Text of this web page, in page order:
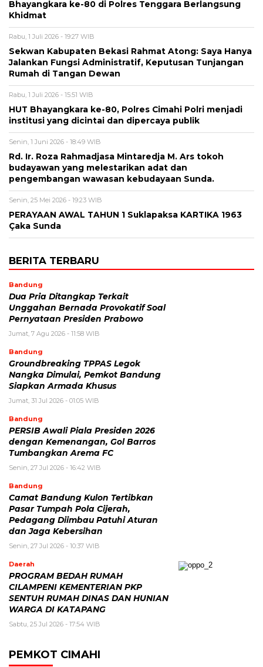
Bhayangkara ke-80 di Polres Tenggara Berlangsung
Khidmat
Rabu, 1 Juli 2026 - 19:27 WIB
Sekwan Kabupaten Bekasi Rahmat Atong: Saya Hanya
Jalankan Fungsi Administratif, Keputusan Tunjangan
Rumah di Tangan Dewan
Rabu, 1 Juli 2026 - 15:51 WIB
HUT Bhayangkara ke-80, Polres Cimahi Polri menjadi
institusi yang dicintai dan dipercaya publik
Senin, 1 Juni 2026 - 18:49 WIB
Rd. Ir. Roza Rahmadjasa Mintaredja M. Ars tokoh
budayawan yang melestarikan adat dan
pengembangan wawasan kebudayaan Sunda.
Senin, 25 Mei 2026 - 19:23 WIB
PERAYAAN AWAL TAHUN 1 Suklapaksa KARTIKA 1963
Çaka Sunda
BERITA TERBARU
Bandung
Dua Pria Ditangkap Terkait
Unggahan Bernada Provokatif Soal
Pernyataan Presiden Prabowo
Jumat, 7 Agu 2026 - 11:58 WIB
Bandung
Groundbreaking TPPAS Legok
Nangka Dimulai, Pemkot Bandung
Siapkan Armada Khusus
Jumat, 31 Jul 2026 - 01:05 WIB
Bandung
PERSIB Awali Piala Presiden 2026
dengan Kemenangan, Gol Barros
Tumbangkan Arema FC
Senin, 27 Jul 2026 - 16:42 WIB
Bandung
Camat Bandung Kulon Tertibkan
Pasar Tumpah Pola Cijerah,
Pedagang Diimbau Patuhi Aturan
dan Jaga Kebersihan
Senin, 27 Jul 2026 - 10:37 WIB
Daerah
PROGRAM BEDAH RUMAH
CILAMPENI KEMENTERIAN PKP
SENTUH RUMAH DINAS DAN HUNIAN
WARGA DI KATAPANG
Sabtu, 25 Jul 2026 - 17:54 WIB
PEMKOT CIMAHI